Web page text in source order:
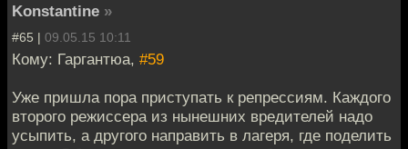
Konstantine »
#65 | 09.05.15 10:11
Кому: Гаргантюа, #59
Уже пришла пора приступать к репрессиям. Каждого
второго режиссера из нынешних вредителей надо
усыпить, а другого направить в лагеря, где поделить